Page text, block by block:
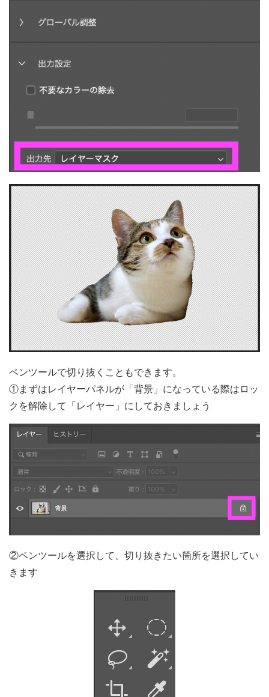
ペンツールで切り抜くこともできます。
①まずはレイヤーパネルが「背景」になっている際はロッ
クを解除して「レイヤー」にしておきましょう
②ペンツールを選択して、切り抜きたい箇所を選択してい
きます